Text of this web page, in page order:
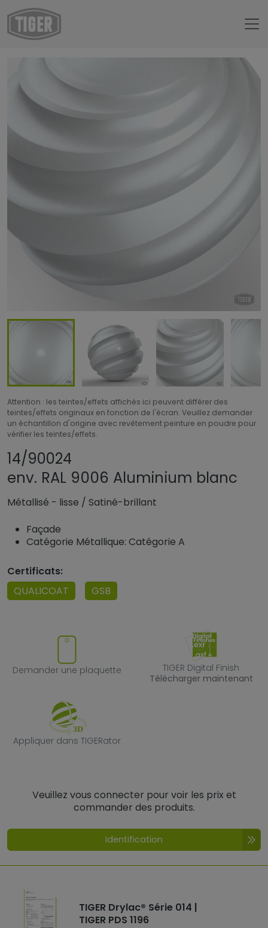
Boutique en ligne
14/90024 - env. RAL 9006 Aluminium blanc
Attention : les teintes/effets affichés ici peuvent différer des
teintes/effets originaux en fonction de l'écran. Veuillez demander
un échantillon d'origine avec revêtement peinture en poudre pour
vérifier les teintes/effets.
14/90024
env. RAL 9006 Aluminium blanc
Métallisé - lisse / Satiné-brillant
Façade
Catégorie Métallique: Catégorie A
Certificats:
QUALICOAT
GSB
Demander une plaquette
Demander une plaquette
TIGER Digital
TIGER Digital Finish
Télécharger maintenant
Appliquer dans TIGERator
Appliquer dans TIGERator
Veuillez vous connecter pour voir les prix et
commander des produits.
Identification
TIGER Drylac® Série 014 |
TIGER PDS 1196